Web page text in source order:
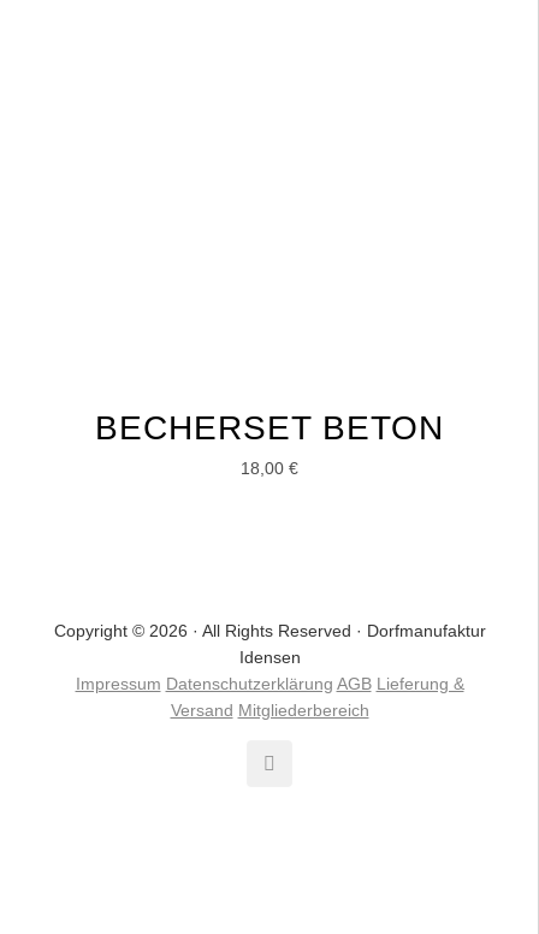
BECHERSET BETON
18,00 €
Copyright © 2026 · All Rights Reserved · Dorfmanufaktur
Idensen
Impressum Datenschutzerklärung AGB Lieferung &
Versand Mitgliederbereich